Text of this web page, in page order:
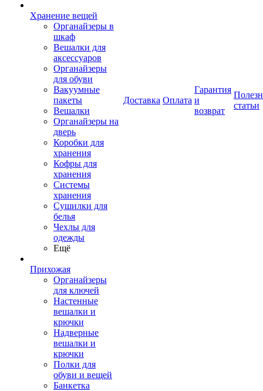
Хранение вещей
Органайзеры в
шкаф
Вешалки для
аксессуаров
Органайзеры
для обуви
Вакуумные
пакеты
Вешалки
Органайзеры на
дверь
Коробки для
хранения
Кофры для
хранения
Системы
хранения
Сушилки для
белья
Чехлы для
одежды
Ещё
Прихожая
Органайзеры
для ключей
Настенные
вешалки и
крючки
Надверные
вешалки и
крючки
Полки для
обуви и вещей
Банкетка
Доставка Оплата
Гарантия
и
возврат
статьи